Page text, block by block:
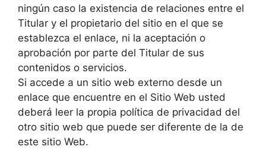
ningún caso la existencia de relaciones entre el
Titular y el propietario del sitio en el que se
establezca el enlace, ni la aceptación o
aprobación por parte del Titular de sus
contenidos o servicios.
Si accede a un sitio web externo desde un
enlace que encuentre en el Sitio Web usted
deberá leer la propia política de privacidad del
otro sitio web que puede ser diferente de la de
este sitio Web.